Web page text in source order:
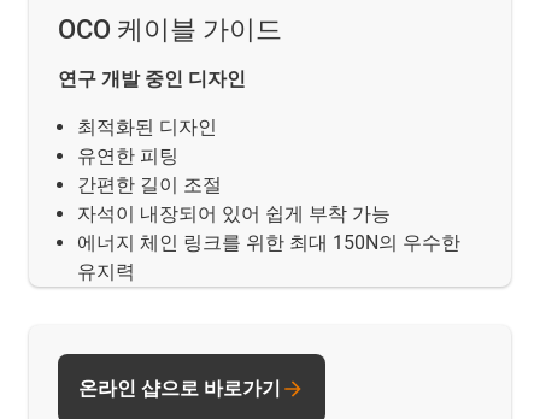
OCO 케이블 가이드
연구 개발 중인 디자인
최적화된 디자인
유연한 피팅
간편한 길이 조절
자석이 내장되어 있어 쉽게 부착 가능
에너지 체인 링크를 위한 최대 150N의 우수한
유지력
온라인 샵으로 바로가기